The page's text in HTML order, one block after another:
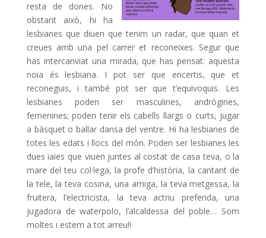
resta de dones. No
obstant això, hi ha
lesbianes que diuen que tenim un radar, que quan et
creues amb una pel carrer et reconeixes. Segur que
has intercanviat una mirada, que has pensat: aquesta
noia és lesbiana. I pot ser que encertis, que et
reconeguis, i també pot ser que t’equivoquis. Les
lesbianes poden ser masculines, andrògines,
femenines; poden tenir els cabells llargs o curts, jugar
a bàsquet o ballar dansa del ventre. Hi ha lesbianes de
totes les edats i llocs del món. Poden ser lesbianes les
dues iaies que viuen juntes al costat de casa teva, o la
mare del teu col·lega, la profe d’història, la cantant de
la tele, la teva cosina, una amiga, la teva metgessa, la
fruitera, l’electricista, la teva actriu preferida, una
jugadora de waterpolo, l’alcaldessa del poble… Som
moltes i estem a tot arreu!!